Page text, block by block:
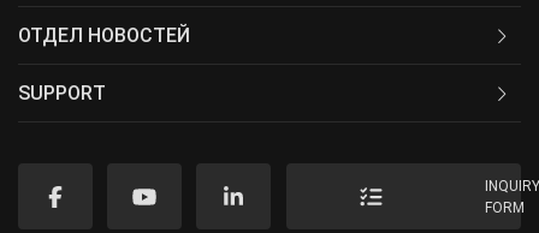
ОТДЕЛ НОВОСТЕЙ
SUPPORT
FORM